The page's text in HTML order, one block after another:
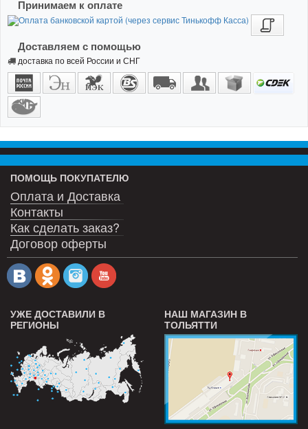
Принимаем к оплате
Доставляем с помощью
доставка по всей России и СНГ
ПОМОЩЬ ПОКУПАТЕЛЮ
Оплата и Доставка
Контакты
Как сделать заказ?
Договор оферты
УЖЕ ДОСТАВИЛИ В
РЕГИОНЫ
НАШ МАГАЗИН В
ТОЛЬЯТТИ